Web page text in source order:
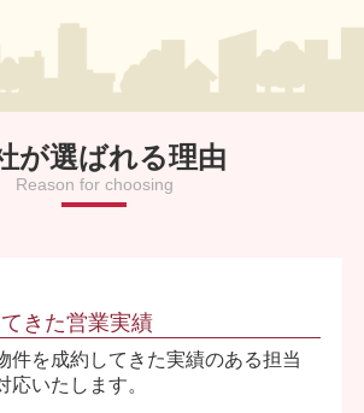
が選ばれる理由
Reason for choosing
きた営業実績
件を成約してきた実績のある担当
応いたします。